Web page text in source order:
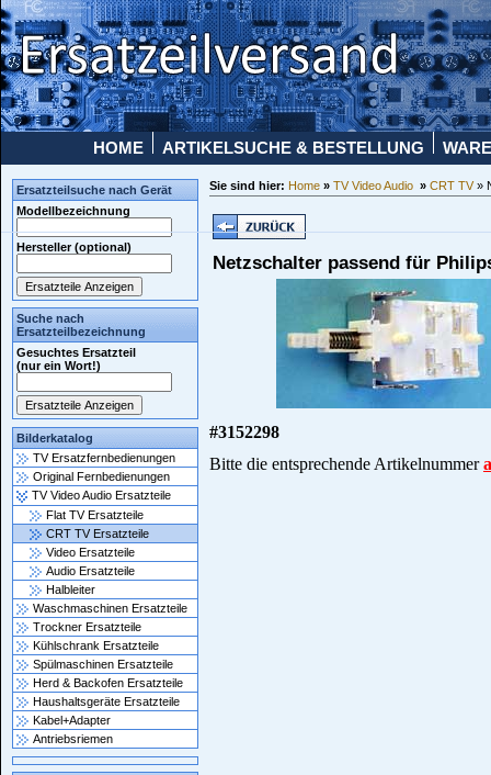
HOME ARTIKELSUCHE & BESTELLUNG
Ersatzteilsuche nach Gerät
Modellbezeichnung
Hersteller (optional)
Suche nach
Ersatzteilbezeichnung
Gesuchtes Ersatzteil
(nur ein Wort!)
Bilderkatalog
TV Ersatzfernbedienungen
Original Fernbedienungen
TV Video Audio Ersatzteile
Flat TV Ersatzteile
CRT TV Ersatzteile
Video Ersatzteile
Audio Ersatzteile
Halbleiter
Waschmaschinen Ersatzteile
Trockner Ersatzteile
Kühlschrank Ersatzteile
Spülmaschinen Ersatzteile
Herd & Backofen Ersatzteile
Haushaltsgeräte Ersatzteile
Kabel+Adapter
Antriebsriemen
Sie sind hier: Home » TV Video Audio » CRT TV»
Netzschalter passend für
#3152298
Bitte die entsprechende Artikelnummer